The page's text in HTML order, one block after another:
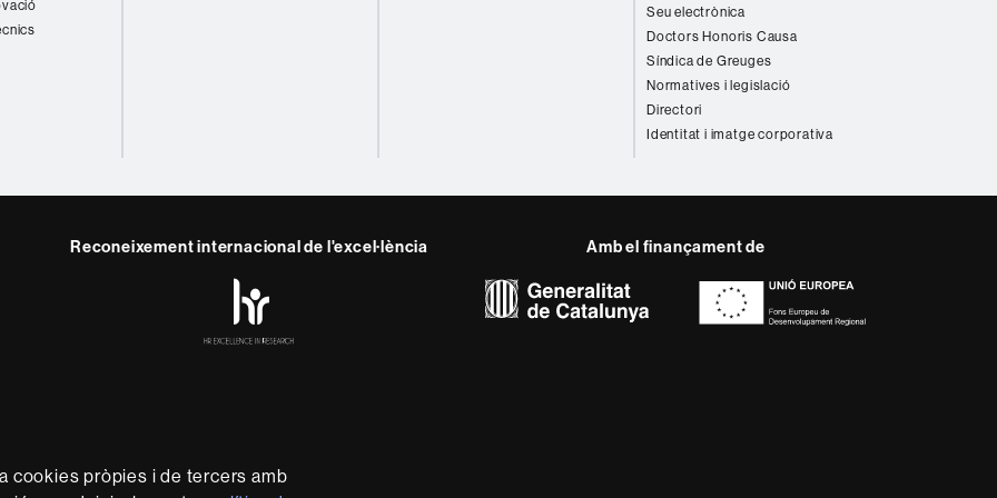
cookies pròpies i de tercers amb
Seu electrònica
Doctors Honoris Causa
Síndica de Greuges
Normatives i legislació
Directori
Identitat i imatge corporativa
Reconeixement internacional de l'excel·lència Amb el finançament de
que imparteix una docència de qualitat i excel·lència, diversificada,
ajustada a les necessitats de la societat i adaptada als nous models de l'Europa